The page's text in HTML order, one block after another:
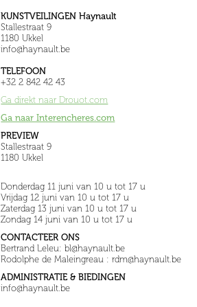
KUNSTVEILINGEN Haynault
Stallestraat 9
1180 Ukkel
info@haynault.be
TELEFOON
+32 2 842 42 43
Ga direkt naar Drouot.com
Ga naar Interencheres.com
PREVIEW
Stallestraat 9
1180 Ukkel
Donderdag 11 juni van 10 u tot 17 u
Vrijdag 12 juni van 10 u tot 17 u
Zaterdag 13 juni van 10 u tot 17 u
Zondag 14 juni van 10 u tot 17 u
CONTACTEER ONS
Bertrand Leleu: bl@haynault.be
Rodolphe de Maleingreau : rdm@haynault.be
ADMINISTRATIE & BIEDINGEN
info@haynault.be